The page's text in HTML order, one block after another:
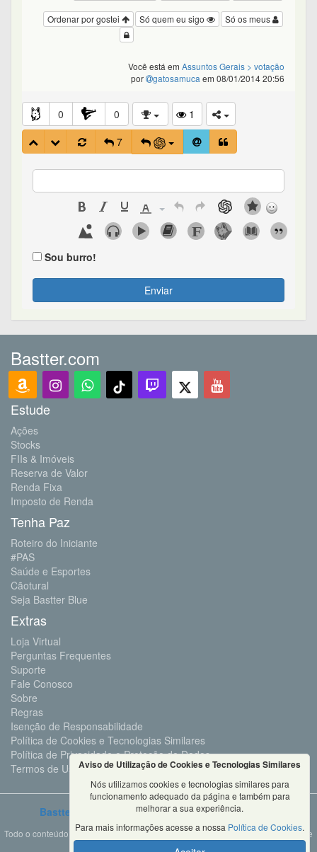
Só os meus
Só quem eu sigo
Ordenar por gostei
Você está em Assuntos Gerais > votação
por
gatosamucaem 08/01/2014 20:56
0 0
1
7
Sou burro!
Enviar
Bastter.com
Estude
Ações
Stocks
FIIs & Imóveis
Reserva de Valor
Renda Fixa
Imposto de Renda
Tenha Paz
Roteiro do Iniciante
#PAS
Saúde e Esportes
Cãotural
Seja Bastter Blue
Extras
Loja Virtual
Perguntas Frequentes
Suporte
Fale Conosco
Sobre
Regras
Isenção de Responsabilidade
Política de Cookies e Tecnologias Similares
Política de Privacidade e Proteção de Dados
Termos de Uso
Bastter.com 2001 ©Todos os Direitos Reservados
Todo o conteúdo deste site é propriedade da Bastter.com, sendo expressamente
proibido o seu uso em sites, videos, cursos ou
Aviso de Utilização de Cookies e Tecnologias Similares
Nós utilizamos cookies e tecnologias similares para
funcionamento adequado da página e também para
melhorar a sua experiência.
Para mais informações acesse a nossa Política de Cookies.